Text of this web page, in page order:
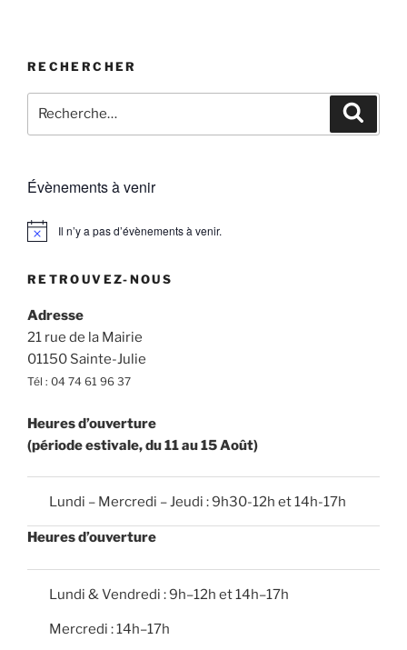
RECHERCHER
pour
Évènements à venir
N
i
e
Il n’y a pas d’évènements à venir.
RETROUVEZ-NOUS
Adresse
21 rue de la Mairie
01150 Sainte-Julie
Tél : 04 74 61 96 37
Heures d’ouverture
(période estivale, du 11 au 15 Août)
Lundi – Mercredi – Jeudi : 9h30-12h et 14h-17h
Heures d’ouverture
Lundi & Vendredi : 9h–12h et 14h–17h
Mercredi : 14h–17h